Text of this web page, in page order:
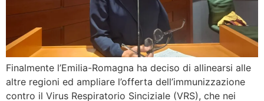
Finalmente l’Emilia-Romagna ha deciso di allinearsi alle
altre regioni ed ampliare l’offerta dell’immunizzazione
contro il Virus Respiratorio Sinciziale (VRS), che nei